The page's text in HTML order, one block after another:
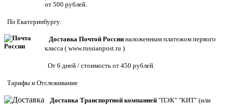
от 500 рублей.
По Екатеринбургу.
Доставка Почтой России наложенным платежом первого
класса ( www.russianpost.ru )
От 6 дней / стоимость от 450 рублей.
Тарифы и Отслеживание
Доставка Транспортной компанией "ПЭК" "КИТ" (или